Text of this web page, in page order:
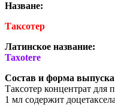
Назване:
Таксотер
Латинское название:
Taxotere
Состав и форма выпуска
Таксотер концентрат для
1 мл содержит